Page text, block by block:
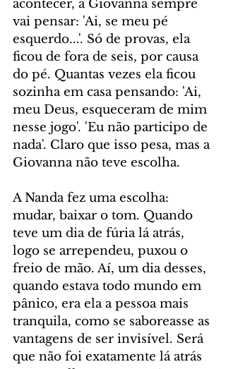
acontecer, a Giovanna sempre
vai pensar: 'Ai, se meu pé
esquerdo...'. Só de provas, ela
ficou de fora de seis, por causa
do pé. Quantas vezes ela ficou
sozinha em casa pensando: 'Ai,
meu Deus, esqueceram de mim
nesse jogo'. 'Eu não participo de
nada'. Claro que isso pesa, mas a
Giovanna não teve escolha.
A Nanda fez uma escolha:
mudar, baixar o tom. Quando
teve um dia de fúria lá atrás,
logo se arrependeu, puxou o
freio de mão. Aí, um dia desses,
quando estava todo mundo em
pânico, era ela a pessoa mais
tranquila, como se saboreasse as
vantagens de ser invisível. Será
que não foi exatamente lá atrás